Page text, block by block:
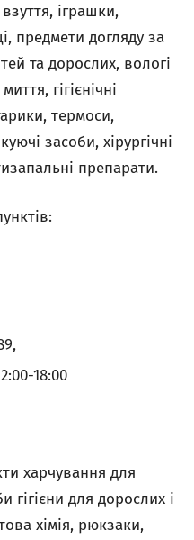
іграшки,
предмети догляду за
та дорослих, вологі
гігієнічні
термоси,
засоби, хірургічні
препарати.
18:00
харчування для
гігієни для дорослих і
хімія, рюкзаки,